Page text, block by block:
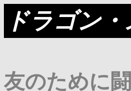
ドラゴン
友のために